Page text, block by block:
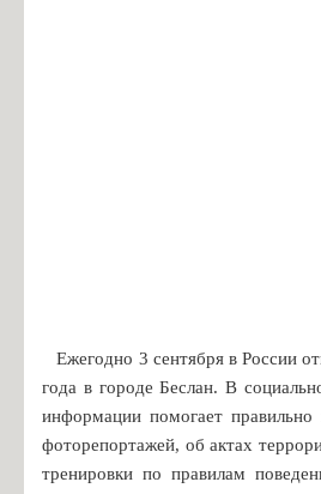
Особенности проведения
Конкурс заявлений
Образовательный кредит с
Особенности приема иностранных
Дополнительное
Студентам
Льготный кредит на образование
Информация об организации
Выпускникам
Ежегодно 3 сентября в России
года в городе Беслан. В
информации помогает
фоторепортажей, об актах
тренировки по правилам